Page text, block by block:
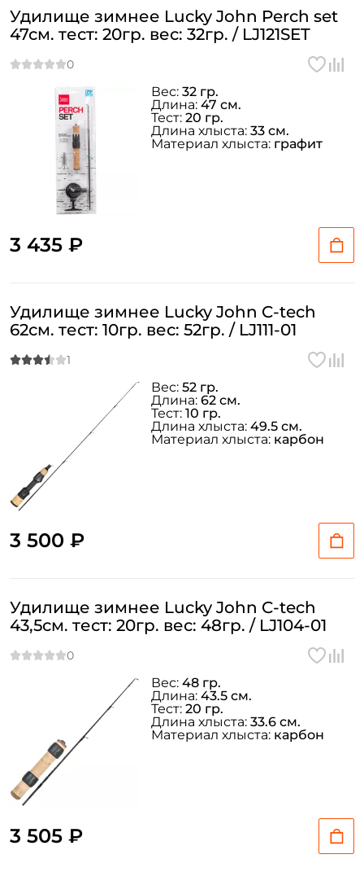
Удилище зимнее Lucky John Perch set
47см. тест: 20гр. вес: 32гр. / LJ121SET
3 435 ₽
Вес: 32 гр.
Длина: 47 см.
Тест: 20 гр.
Длина хлыста: 33 см.
Материал хлыста: графит
Удилище зимнее Lucky John C-tech
62см. тест: 10гр. вес: 52гр. / LJ111-01
3 500 ₽
Вес: 52 гр.
Длина: 62 см.
Тест: 10 гр.
Длина хлыста: 49.5 см.
Материал хлыста: карбон
Удилище зимнее Lucky John C-tech
43,5см. тест: 20гр. вес: 48гр. / LJ104-01
3 505 ₽
Вес: 48 гр.
Длина: 43.5 см.
Тест: 20 гр.
Длина хлыста: 33.6 см.
Материал хлыста: карбон